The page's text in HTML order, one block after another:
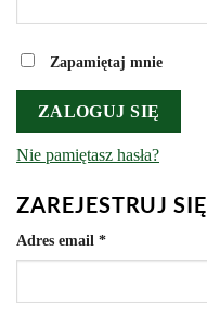
Zapamiętaj mnie
ZALOGUJ SIĘ
Nie pamiętasz hasła?
ZAREJESTRUJ SIĘ
Adres email *Wymagane